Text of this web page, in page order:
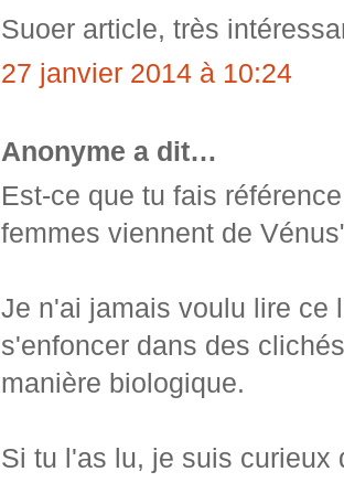
Suoer article, très
27 janvier 2014 à 10:24
Anonyme a dit…
Est-ce que tu fais
femmes viennent de
Je n'ai jamais voulu lire ce
s'enfoncer dans des
manière biologique.
Si tu l'as lu, je suis curieux